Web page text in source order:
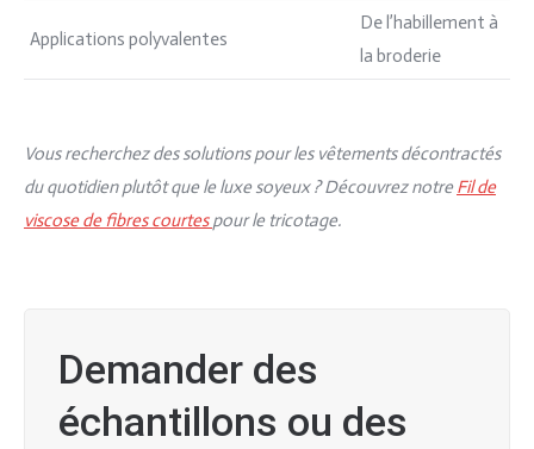
Applications polyvalentes
De l’habillement à
la broderie
Vous recherchez des solutions pour les vêtements décontractés
du quotidien plutôt que le luxe soyeux ? Découvrez notreFil de
viscose de fibres courtespour le tricotage.
Demander des
échantillons ou des